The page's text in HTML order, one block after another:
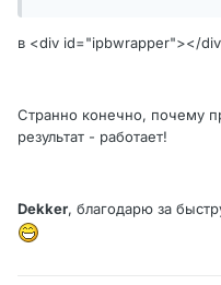
в <div id="ipbwrapper"></
Странно конечно, почему
результат - работает!
Dekker, благодарю за